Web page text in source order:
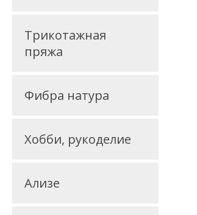
Трикотажная
пряжа
Фибра натура
Хобби, рукоделие
Ализе